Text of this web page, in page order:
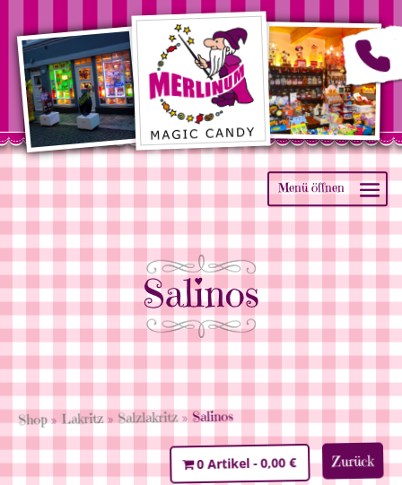
Salinos
Shop»Lakritz» Salzlakritz» Salinos
Zurück
0 Artikel 0,00 €